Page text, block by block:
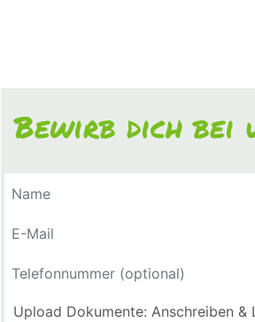
Bewirb dich bei